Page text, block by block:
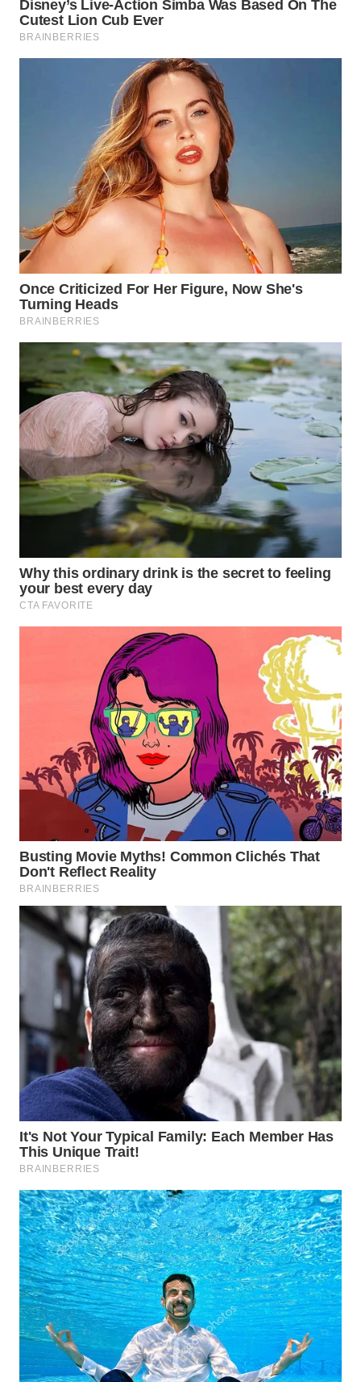
WN
CIANJUR
TANGERANG
BINJAI
CIREBON
WN
INDRAMAYU
WN
KUNINGAN
WN
MAJALENGKA
WN
SUBANG
WN
SUKABUMI
WN
SEMARANG
SOLO
WN
BOROBUDUR
WN
MADURA
WN
SURABAYA
WN
NATUNA
BINTAN
WN
MANDALIKA
WN
LIKUPANG
WN
LABUANBAJO
WN
BORNEO